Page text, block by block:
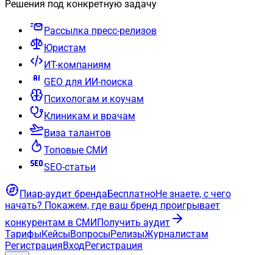
Решения под конкретную задачу
Рассылка пресс-релизов
Юристам
ИТ-компаниям
GEO для ИИ-поиска
Психологам и коучам
Клиникам и врачам
Виза талантов
Топовые СМИ
SEO-статьи
Пиар-аудит брендаБесплатноНе знаете, с чего
начать? Покажем, где ваш бренд проигрывает
конкурентам в СМИПолучить аудит
ТарифыКейсыВопросыРелизыЖурналистам
РегистрацияВходРегистрация